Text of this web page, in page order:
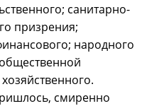
санитарно-
призрения;
народного
смиренно